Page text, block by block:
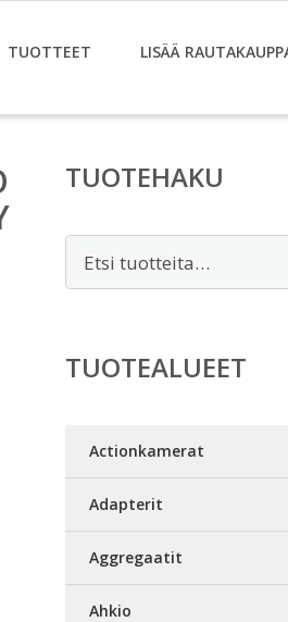
TUOTTEET LISÄÄ
TUOTEHAKU
TUOTEALUEET
Actionkamerat
Adapterit
Aggregaatit
Ahkio